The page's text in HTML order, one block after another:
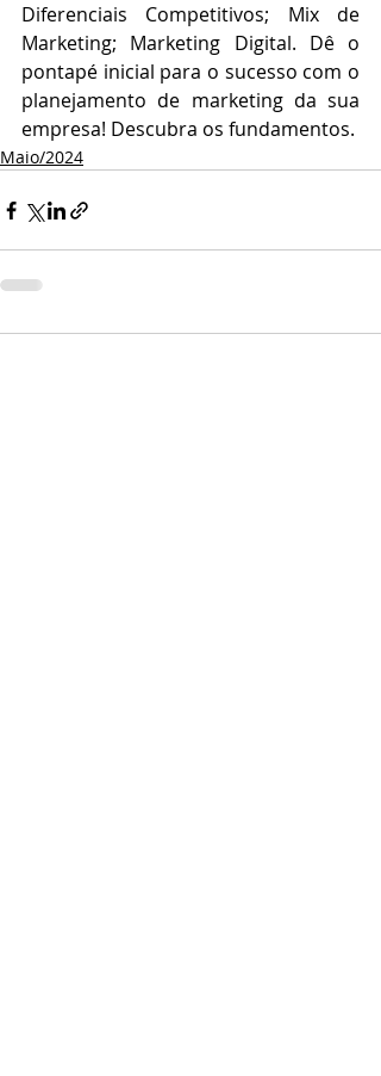
Diferenciais Competitivos; Mix de
Marketing; Marketing Digital. Dê o
pontapé inicial para o sucesso com o
planejamento de marketing da sua
empresa! Descubra os fundamentos.
Maio/2024